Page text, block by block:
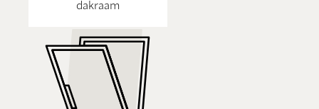
dakraam